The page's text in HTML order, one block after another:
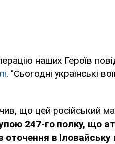
наших Героїв
. "Сьогодні українські
що цей російський
247-го полку, що
оточення в Іловайську